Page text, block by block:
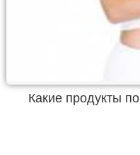
Какие продукты